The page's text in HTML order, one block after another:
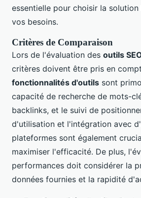
essentielle pour choisir la
vos besoins.
Critères de Comparaison
Lors de l'évaluation des outils
critères doivent être pris en
fonctionnalités d'outils sont
capacité de recherche de mots-
backlinks, et le suivi de
d'utilisation et l'intégration avec
plateformes sont également
maximiser l'efficacité. De plus,
performances doit considérer la
données fournies et la rapidité